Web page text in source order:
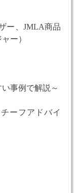
ー、JMLA商品
ー）
事例で解説～
ーフアドバイ